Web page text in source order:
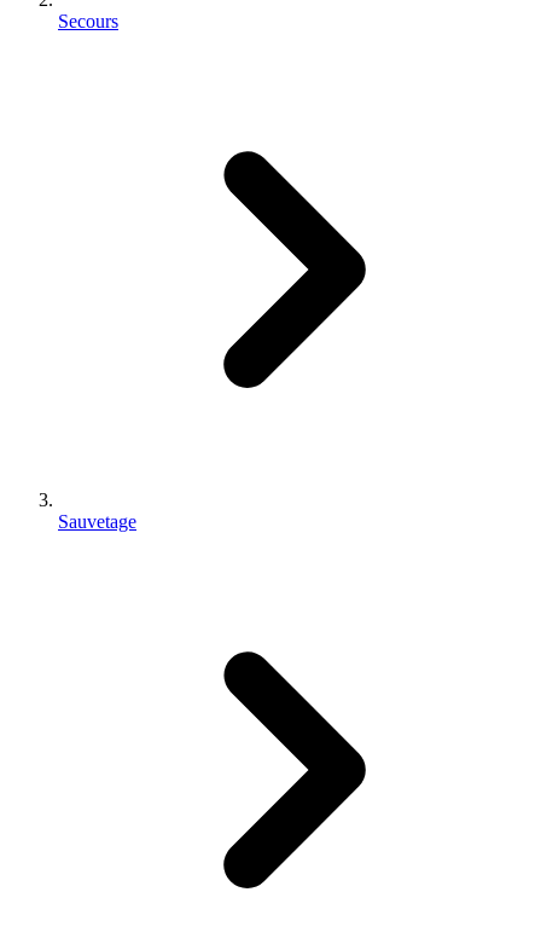
Secours
Sauvetage